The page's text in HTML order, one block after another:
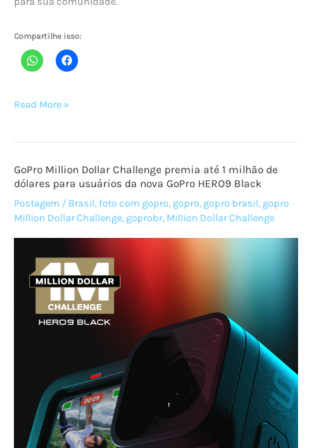
Compartilhe isso:
GoPro
para
todos
que
são
apaixonados
câmera
Read More »
GoPro Million Dollar Challenge premia até 1 milhão de
dólares para usuários da nova GoPro HERO9 Black
Postagem / Brasil,foto com gopro, gopro, gopro brasil, gopro
Million Dollar Challenge, goprobr, Million Dollar Challenge